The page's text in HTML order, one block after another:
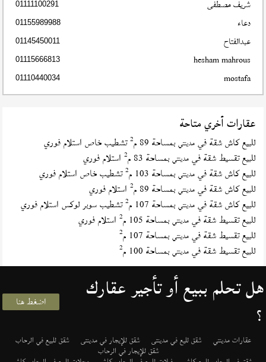
شريف مصطفى 01111100291
دعاء 01155989988
عبدالفتاح 01145450011
hesham mahrous
01115666813
mostafa
01110440034
عقارات أخري متاحة
للبيع كاش شقة فيمدينتي بمساحة 89 م 2تشطيب خاص استلام فوري
للبيع تقسيط شقة فيمدينتي بمساحة 83 م 2 استلام فوري
للبيع كاش شقة فيمدينتي بمساحة 103 م 2تشطيب خاص استلام فوري
للبيع كاش شقة فيمدينتي بمساحة 89 م 2 استلام فوري
للبيع كاش شقة فيمدينتي بمساحة 107 م 2تشطيب سوبر لوكس استلام فوري
للبيع تقسيط شقة فيمدينتي بمساحة 105 م 2 استلام فوري
للبيع تقسيط شقة فيمدينتي بمساحة 107 م 2
للبيع تقسيط شقة فيمدينتي بمساحة 100 م 2
هل تحلم ببيع أو تأجير عقارك
؟ اضغط هنا
عقارات مدينتي شقق لليع في مدينتى شقق للإيجار في مدينتى شقق للبيع في الرحاب
شقق للإيجار في الرحاب